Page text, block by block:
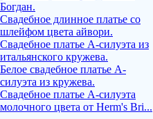
Богдан.
Свадебное длинное платье со
шлейфом цвета айвори.
Свадебное платье А-силуэта из
итальянского кружева.
Белое свадебное платье А-
силуэта из кружева.
Свадебное платье А-силуэта
молочного цвета от Herm's Bri...